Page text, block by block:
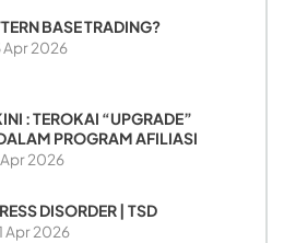
BASE TRADING?
Apr 2026
: TEROKAI “UPGRADE”
PROGRAM AFILIASI
Apr 2026
DISORDER | TSD
Apr 2026